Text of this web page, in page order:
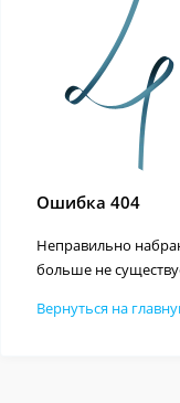
Ошибка 404
Неправильно
больше не
Вернуться на